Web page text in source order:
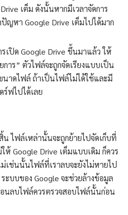
เต็ม ดังนั้นหากมีเวลาจัดการ
ญหา Google Drive เต็มไปได้มาก
เปิด Google Drive ขึ้นมาแล้ว ให้
การ” ตัวไฟล์จะถูกจัดเรียงแบบเป็น
าดไฟล์ ถ้าเป็นไฟล์ไม่ได้ใช้และมี
ร์ฟไปได้เลย
น ไฟล์เหล่านั้นจะถูกย้ายไปจัดเก็บที่
ห้ Google Drive เต็มแบบเดิม ก็ควร
เช่นนั้นไฟล์ที่เราลบจะยังไม่หายไป
บบของ Google จะช่วยล้างข้อมูล
นลบไฟล์ควรตรวจสอบไฟล์นั้นก่อน